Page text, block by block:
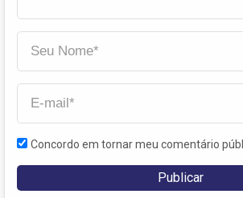
Concordo em tornar meu comentário